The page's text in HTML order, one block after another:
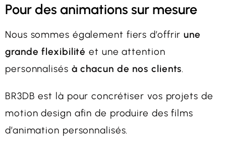
Pour des animations sur mesure
Nous sommes également fiers d’offrirune
grande flexibilité et une attention
personnalisés à chacun de nos clients.
BR3DB est là pour concrétiser vos projets de
motion design afin de produire des films
d’animation personnalisés.